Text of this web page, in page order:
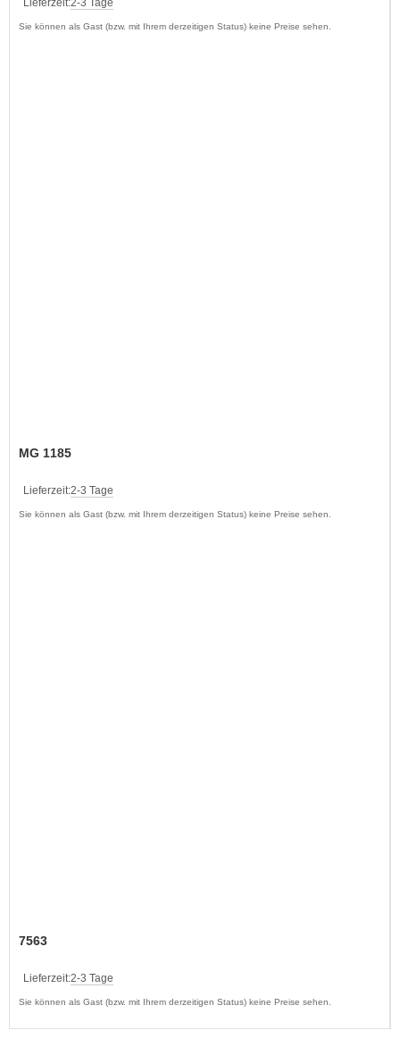
Lieferzeit:2-3 Tage
Sie können als Gast (bzw. mit Ihrem derzeitigen Status) keine Preise sehen.
MG 1185
Lieferzeit:2-3 Tage
Sie können als Gast (bzw. mit Ihrem derzeitigen Status) keine Preise sehen.
7563
Lieferzeit:2-3 Tage
Sie können als Gast (bzw. mit Ihrem derzeitigen Status) keine Preise sehen.